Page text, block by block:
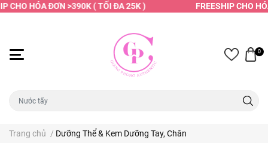
CHO HÓA ĐƠN >390K ( TỐI ĐA 25K ) FREESHIP CHO
0
Trang chủ / Dưỡng Thể & Kem Dưỡng Tay, Chân